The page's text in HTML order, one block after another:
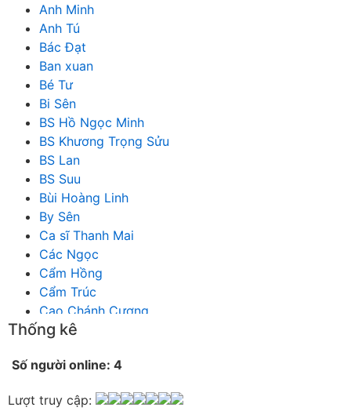
Anh Minh
Anh Tú
Bác Đạt
Ban xuan
Bé Tư
Bi Sên
BS Hồ Ngọc Minh
BS Khương Trọng Sửu
BS Lan
BS Suu
Bùi Hoàng Linh
By Sên
Ca sĩ Thanh Mai
Các Ngọc
Cẩm Hồng
Cẩm Trúc
Cao Chánh Cương
Cao Nhật Quyên
Chích Chị
Chu Trầm Nguyên Minh
Thống kê
Số người online: 4
Lượt truy cập: